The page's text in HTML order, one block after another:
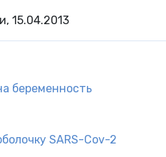
15.04.2013
беременность
SARS-Cov-2